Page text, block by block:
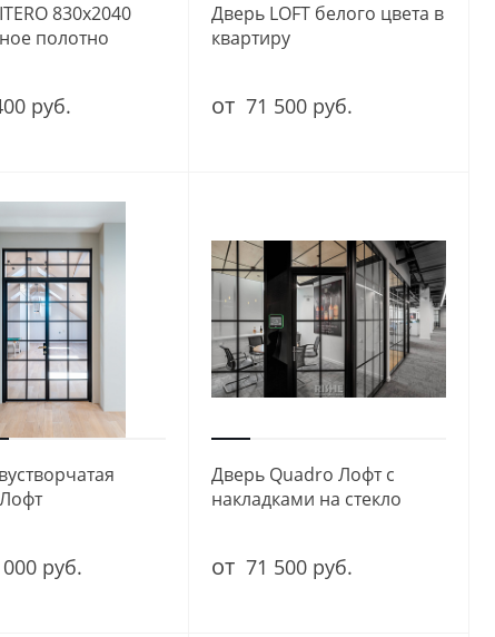
830x2040
полотно
руб.
Дверь LOFT белого цвета в
квартиру
от 71 500 руб.
руб.
Дверь Quadro Лофт с
накладками на стекло
от 71 500 руб.